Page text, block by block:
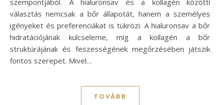
választás nemcsak a bőr állapotát, hanem a személyes
igényeket és preferenciákat is tükrözi. A hialuronsav a bőr
hidratációjának kulcseleme, míg a kollagén a bőr
struktúrájának és feszességének megőrzésében játszik
fontos szerepet. Mivel…
TOVÁBB